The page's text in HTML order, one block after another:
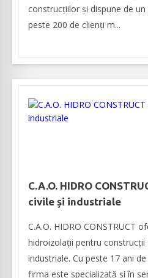
construcțiilor și dispune de
peste 200 de clienți m...
C.A.O. HIDRO
civile și industriale
C.A.O. HIDRO CONSTRUCT
hidroizolații pentru construcții
industriale. Cu peste 17 ani
firma este specializată și în